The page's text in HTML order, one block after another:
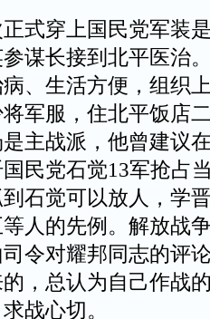
穿上国民党军装是
谋长接到北平医治
、生活方便，组织
军服，住北平饭店
主战派，他曾建议
民党石觉13军抢占
石觉可以放人，学
人的先例。解放战
令对耀邦同志的评
，总认为自己作战
战心切。